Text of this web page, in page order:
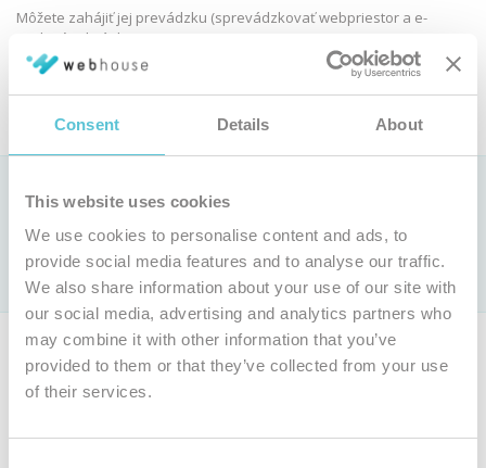
Consent Details About
This website uses cookies
We use cookies to personalise content and ads, to
provide social media features and to analyse our traffic.
We also share information about your use of our site with
our social media, advertising and analytics partners who
may combine it with other information that you’ve
provided to them or that they’ve collected from your use
of their services.
Môžete zahájiť jej prevádzku (sprevádzkovať webpriestor a e-
mailové schránky):
Objednať webhosting
Ako si vybrať webhostingovú službu?
Pozrite siporovnanie parametrov webhostingových služieb »
Len u nás webhosting už od 0,9 € bez DPH mesačne (cenník)
s jedinečnougaranciou 100 % dostupnosti
Ak nie ste majiteľom tejto domény, môžete si objednať vlastnú
doménu a webhosting.
Objednať inú doménu